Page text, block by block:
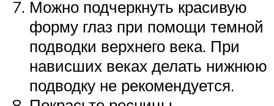
Можно подчеркнуть красивую
форму глаз при помощи темной
подводки верхнего века. При
нависших веках делать нижнюю
подводку не рекомендуется.